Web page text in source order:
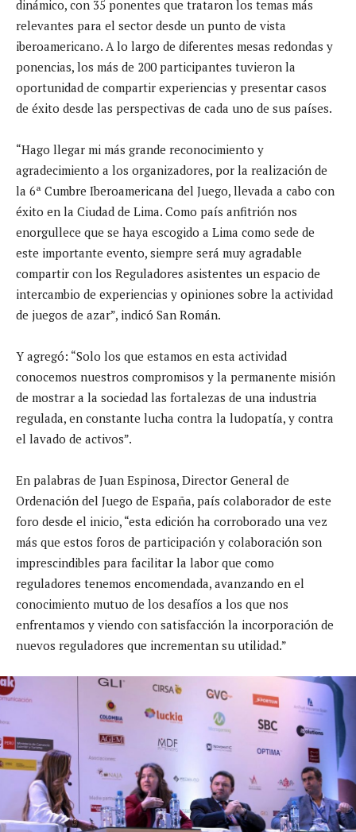
dinámico, con 35 ponentes que trataron los temas más
relevantes para el sector desde un punto de vista
iberoamericano. A lo largo de diferentes mesas redondas y
ponencias, los más de 200 participantes tuvieron la
oportunidad de compartir experiencias y presentar casos
de éxito desde las perspectivas de cada uno de sus países.
“Hago llegar mi más grande reconocimiento y
agradecimiento a los organizadores, por la realización de
la 6ª Cumbre Iberoamericana del Juego, llevada a cabo con
éxito en la Ciudad de Lima. Como país anfitrión nos
enorgullece que se haya escogido a Lima como sede de
este importante evento, siempre será muy agradable
compartir con los Reguladores asistentes un espacio de
intercambio de experiencias y opiniones sobre la actividad
de juegos de azar”, indicó San Román.
Y agregó: “Solo los que estamos en esta actividad
conocemos nuestros compromisos y la permanente misión
de mostrar a la sociedad las fortalezas de una industria
regulada, en constante lucha contra la ludopatía, y contra
el lavado de activos”.
En palabras de Juan Espinosa, Director General de
Ordenación del Juego de España, país colaborador de este
foro desde el inicio, “esta edición ha corroborado una vez
más que estos foros de participación y colaboración son
imprescindibles para facilitar la labor que como
reguladores tenemos encomendada, avanzando en el
conocimiento mutuo de los desafíos a los que nos
enfrentamos y viendo con satisfacción la incorporación de
nuevos reguladores que incrementan su utilidad.”